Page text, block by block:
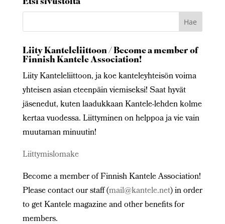
Liity Kanteleliittoon / Become a member of
Finnish Kantele Association!
Liity Kanteleliittoon, ja koe kanteleyhteisön voima
yhteisen asian eteenpäin viemiseksi! Saat hyvät
jäsenedut, kuten laadukkaan Kantele-lehden kolme
kertaa vuodessa. Liittyminen on helppoa ja vie vain
muutaman minuutin!
Liittymislomake
Become a member of Finnish Kantele Association!
Please contact our staff (mail@kantele.net) in order
to get Kantele magazine and other benefits for
members.